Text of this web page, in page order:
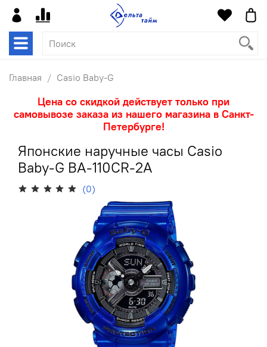
Главная Casio Baby-G
Цена со скидкой действует только при
самовывозе заказа из нашего магазина в Санкт-
Петербурге!
Японские наручные часы Casio
Baby-G BA-110CR-2A
(0)